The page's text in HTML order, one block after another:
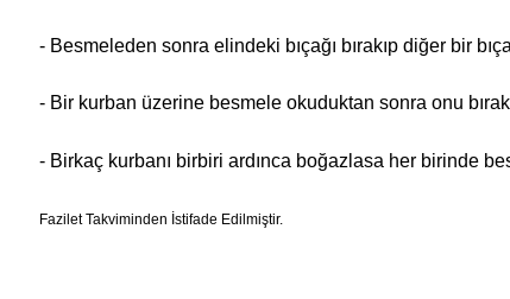
- Besmeleden sonra elindeki bıçağı bırakıp diğer bir
- Bir kurban üzerine besmele okuduktan sonra onu
- Birkaç kurbanı birbiri ardınca boğazlasa her birinde
Fazilet Takviminden İstifade Edilmiştir.